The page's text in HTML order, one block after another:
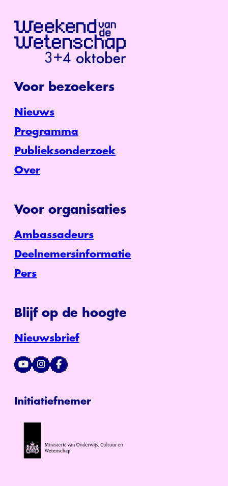
Voor bezoekers
Nieuws
Programma
Publieksonderzoek
Over
Voor organisaties
Ambassadeurs
Deelnemersinformatie
Pers
Blijf op de hoogte
Nieuwsbrief
Initiatiefnemer